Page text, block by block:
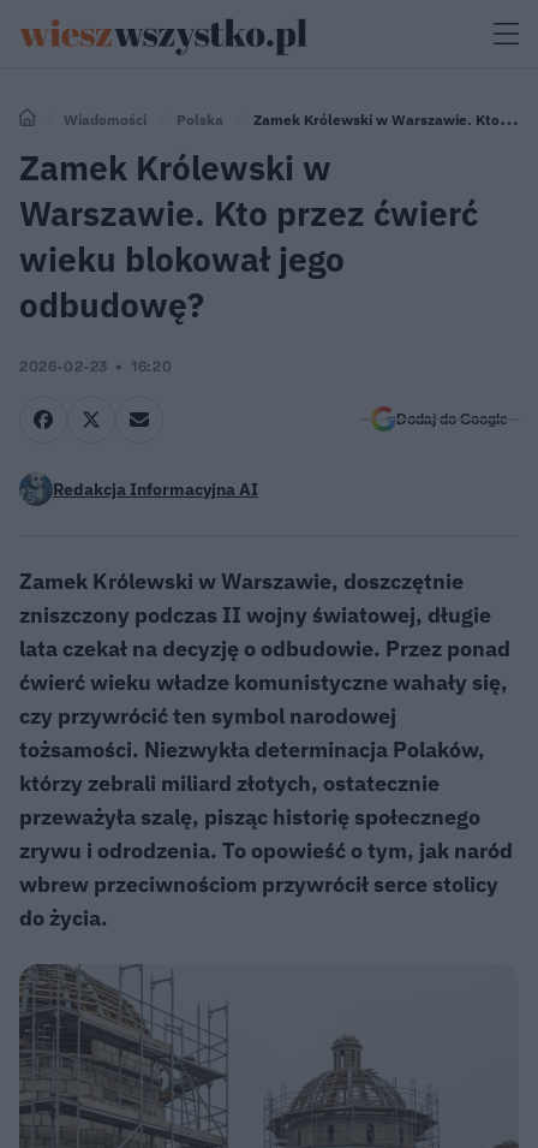
Wiadomości Polska
Zamek Królewski w Warszawie. Kto
przez ćwierć wieku blokował jego odbudowę?
Zamek Królewski w
Warszawie. Kto przez ćwierć
wieku blokował jego
odbudowę?
2026-02-23 16:20
Dodaj do Google
Redakcja Informacyjna AI
Zamek Królewski w Warszawie, doszczętnie
zniszczony podczas II wojny światowej, długie
lata czekał na decyzję o odbudowie. Przez ponad
ćwierć wieku władze komunistyczne wahały się,
czy przywrócić ten symbol narodowej
tożsamości. Niezwykła determinacja Polaków,
którzy zebrali miliard złotych, ostatecznie
przeważyła szalę, pisząc historię społecznego
zrywu i odrodzenia. To opowieść o tym, jak naród
wbrew przeciwnościom przywrócił serce stolicy
do życia.